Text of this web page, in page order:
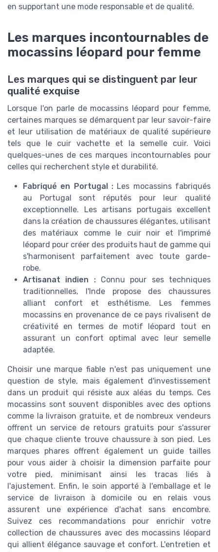
en supportant une mode responsable et de qualité.
Les marques incontournables de
mocassins léopard pour femme
Les marques qui se distinguent par leur
qualité exquise
Lorsque l'on parle de mocassins léopard pour femme,
certaines marques se démarquent par leur savoir-faire
et leur utilisation de matériaux de qualité supérieure
tels que le cuir vachette et la semelle cuir. Voici
quelques-unes de ces marques incontournables pour
celles qui recherchent style et durabilité.
Fabriqué en Portugal : Les mocassins fabriqués
au Portugal sont réputés pour leur qualité
exceptionnelle. Les artisans portugais excellent
dans la création de chaussures élégantes, utilisant
des matériaux comme le cuir noir et l'imprimé
léopard pour créer des produits haut de gamme qui
s'harmonisent parfaitement avec toute garde-
robe.
Artisanat indien :Connu pour ses techniques
traditionnelles, l'Inde propose des chaussures
alliant confort et esthétisme. Les femmes
mocassins en provenance de ce pays rivalisent de
créativité en termes de motif léopard tout en
assurant un confort optimal avec leur semelle
adaptée.
Choisir une marque fiable n'est pas uniquement une
question de style, mais également d'investissement
dans un produit qui résiste aux aléas du temps. Ces
mocassins sont souvent disponibles avec des options
comme la livraison gratuite, et de nombreux vendeurs
offrent un service de retours gratuits pour s'assurer
que chaque cliente trouve chaussure à son pied. Les
marques phares offrent également un guide tailles
pour vous aider à choisir la dimension parfaite pour
votre pied, minimisant ainsi les tracas liés à
l'ajustement. Enfin, le soin apporté à l'emballage et le
service de livraison à domicile ou en relais vous
assurent une expérience d'achat sans encombre.
Suivez ces recommandations pour enrichir votre
collection de chaussures avec des mocassins léopard
qui allient élégance sauvage et confort. L'entretien et